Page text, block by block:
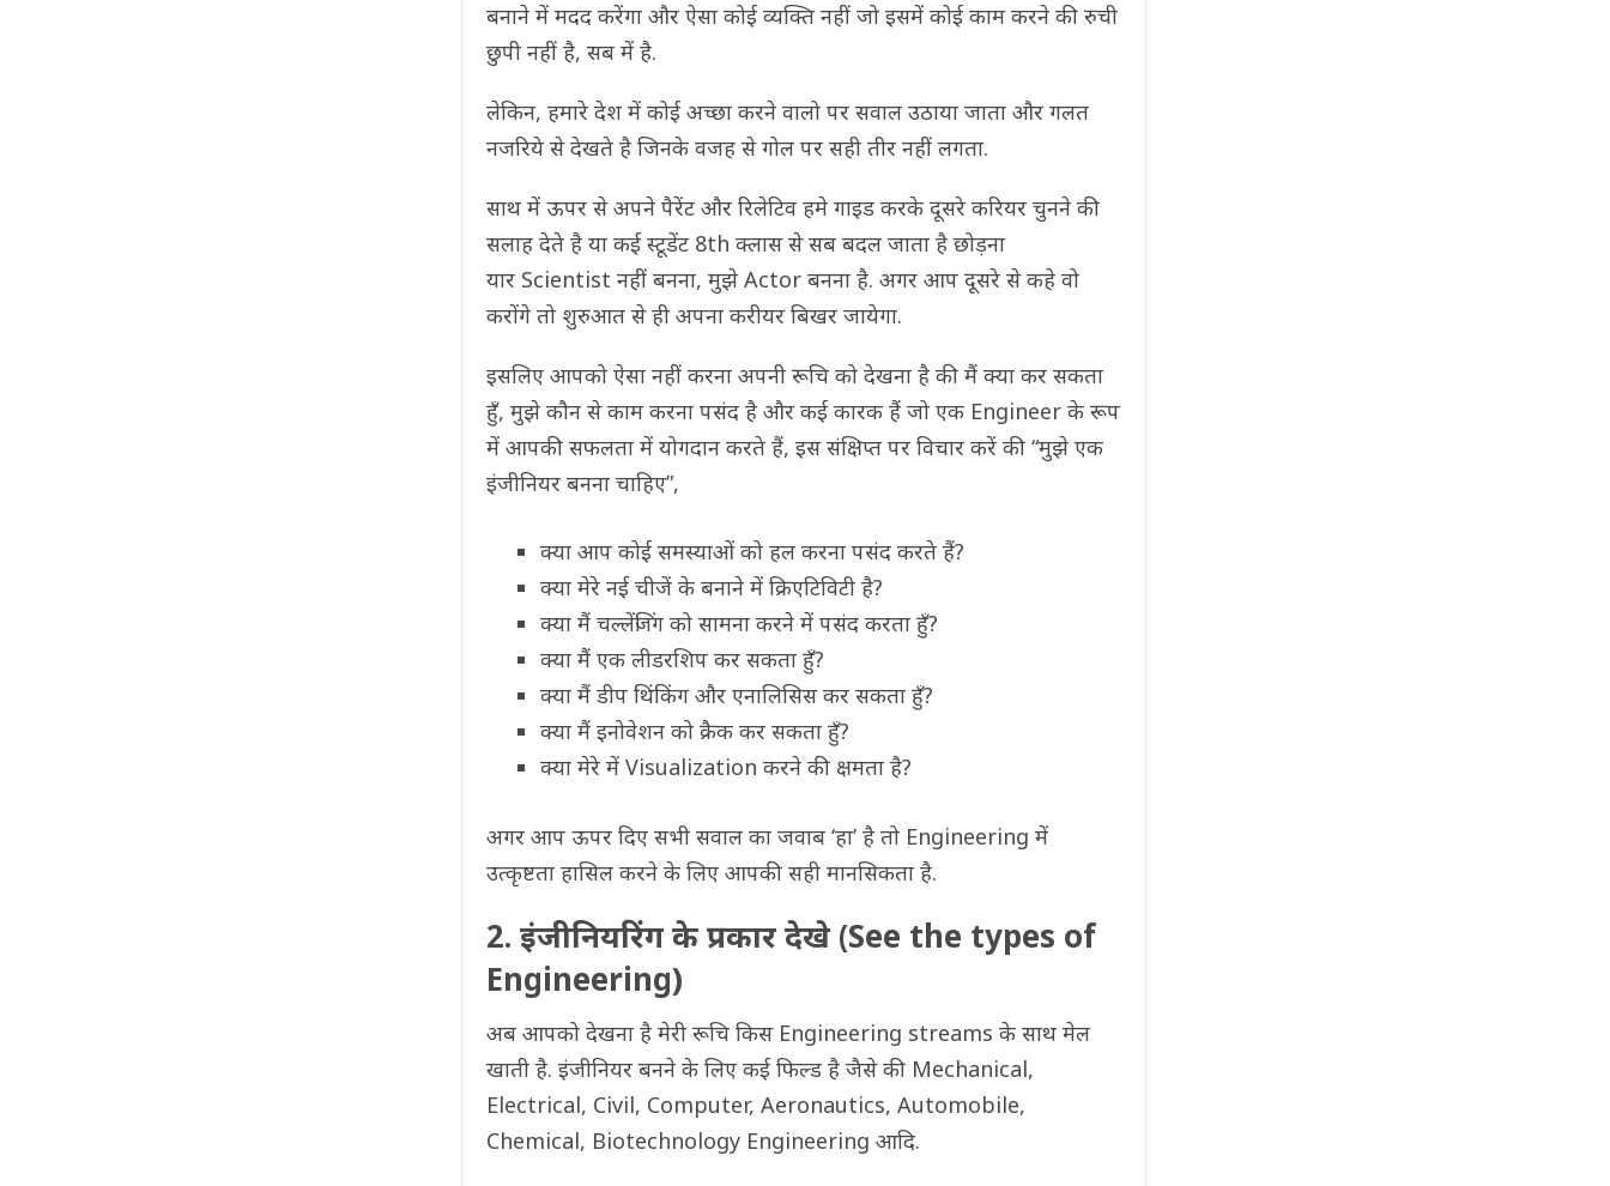
बनाने में मदद करेंगा और ऐसा कोई व्यक्ति नहीं जो इसमें कोई काम करने की रुची
छुपी नहीं है, सब में है.
लेकिन, हमारे देश में कोई अच्छा करने वालो पर सवाल उठाया जाता और गलत
नजरिये से देखते है जिनके वजह से गोल पर सही तीर नहीं लगता.
साथ में ऊपर से अपने पैरेंट और रिलेटिव हमे गाइड करके दूसरे करियर चुनने की
सलाह देते है या कई स्टूडेंट 8th क्लास से सब बदल जाता है छोड़ना
यार Scientist नहीं बनना, मुझे Actor बनना है. अगर आप दूसरे से कहे वो
करोंगे तो शुरुआत से ही अपना करीयर बिखर जायेगा.
इसलिए आपको ऐसा नहीं करना अपनी रूचि को देखना है की मैं क्या कर सकता
हुँ, मुझे कौन से काम करना पसंद है और कई कारक हैं जो एक Engineer के रूप
में आपकी सफलता में योगदान करते हैं, इस संक्षिप्त पर विचार करें की “मुझे एक
इंजीनियर बनना चाहिए”,
क्या आप कोई समस्याओं को हल करना पसंद करते हैं?
क्या मेरे नई चीजें के बनाने में क्रिएटिविटी है?
क्या मैं चल्लेंजिंग को सामना करने में पसंद करता हुँ?
क्या मैं एक लीडरशिप कर सकता हुँ?
क्या मैं डीप थिंकिंग और एनालिसिस कर सकता हुँ?
क्या मैं इनोवेशन को क्रैक कर सकता हुँ?
क्या मेरे में Visualization करने की क्षमता है?
अगर आप ऊपर दिए सभी सवाल का जवाब ‘हा’ है तो Engineering में
उत्कृष्टता हासिल करने के लिए आपकी सही मानसिकता है.
2. इंजीनियरिंग के प्रकार देखे (See the types of
Engineering)
अब आपको देखना है मेरी रूचि किस Engineering streams के साथ मेल
खाती है. इंजीनियर बनने के लिए कई फिल्ड है जैसे की Mechanical,
Electrical, Civil, Computer, Aeronautics, Automobile,
Chemical, Biotechnology Engineering आदि.